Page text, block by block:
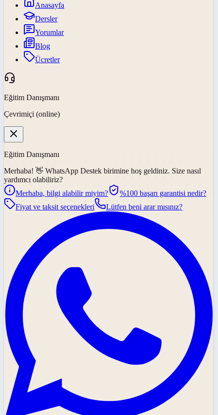
Anasayfa
Dersler
Yorumlar
Blog
Ücretler
Eğitim Danışmanı
Çevrimiçi (online)
Eğitim Danışmanı
Merhaba! 👋 WhatsApp Destek birimine hoş geldiniz. Size nasıl
yardımcı olabiliriz?
Merhaba, bilgi alabilir miyim?
%100 başarı garantisi nedir?
Fiyat ve taksit seçenekleri
Lütfen beni arar mısınız?